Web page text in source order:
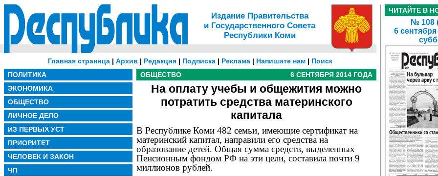
Издание Правительства
и Государственного Совета
Республики Коми
Главная страница | Архив | Редакция | Подписка | Реклама | Напишите нам | Поиск
ПОЛИТИКА
ЭКОНОМИКА
ОБЩЕСТВО
ЛИЧНОЕ ДЕЛО
ИЗ ПЕРВЫХ УСТ
ПРИОРИТЕТ
ЧЕЛОВЕК И ЗАКОН
ЧП
ОБЩЕСТВО 6 СЕНТЯБРЯ 2014 ГОДА
На оплату учебы и общежития можно
потратить средства материнского
капитала
В Республике Коми 482 семьи, имеющие сертификат на
материнский капитал, направили его средства на
образование детей. Общая сумма средств, выделенных
Пенсионным фондом РФ на эти цели, составила почти 9
миллионов рублей.
ЧИТАЙТЕ В
№ 108
6 сентября